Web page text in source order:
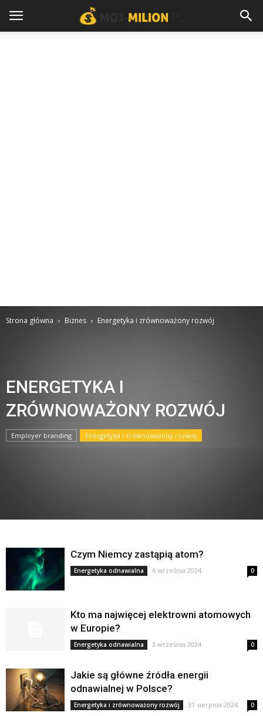
Strona główna Biznes Energetyka i zrównoważony rozwój
ENERGETYKA I
ZRÓWNOWAŻONY ROZWÓJ
Employer branding Energetyka i zrównoważony rozwój
Czym Niemcy zastąpią atom?
Energetyka odnawialna 6 września 2024 0
Kto ma najwięcej elektrowni atomowych
w Europie?
Energetyka odnawialna 3 września 2024 0
Jakie są główne źródła energii
odnawialnej w Polsce?
Energetyka i zrównoważony rozwój 31 sierpnia 2024 0